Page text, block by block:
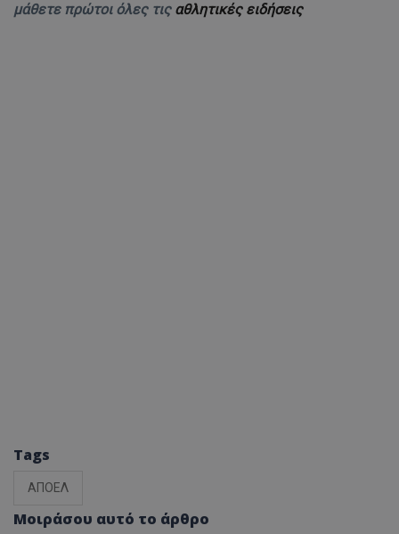
μάθετε πρώτοι όλες τις αθλητικές ειδήσεις
Tags
ΑΠΟΕΛ
Μοιράσου αυτό το άρθρο